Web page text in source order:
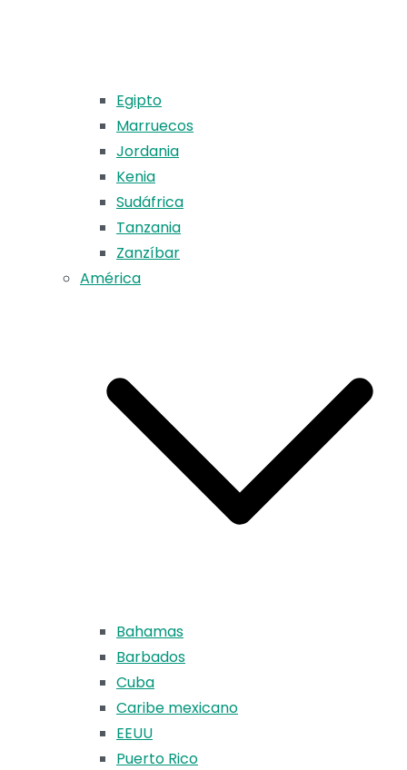
Egipto
Marruecos
Jordania
Kenia
Sudáfrica
Tanzania
Zanzíbar
América
Bahamas
Barbados
Cuba
Caribe mexicano
EEUU
Puerto Rico